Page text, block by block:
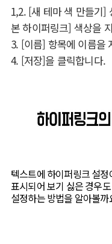
1,2. [새 테마 색 만들기]
본 하이퍼링크] 색상을
3. [이름] 항목에 이름을
4. [저장]을 클릭합니다.
텍스트에 하이퍼링크 설
표시되어 보기 싫은 경우
설정하는 방법을 알아볼까